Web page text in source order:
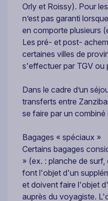
Orly et Roissy). Pour
n’est pas garanti
en comporte plusieurs
Les pré- et post-
certaines villes de
s'effectuer par TGV ou
Dans le cadre d’un
transferts entre
se faire par un
Bagages « spéciaux »
Certains bagages
» (ex. : planche de
font l'objet d'un
et doivent faire l'objet
auprès du voyagiste.